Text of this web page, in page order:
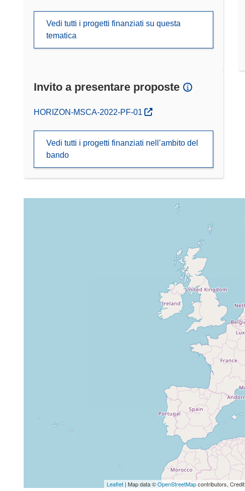
Vedi tutti i progetti finanziati su questa
tematica
Invito a presentare proposte
(si apre in una nuova finestra)
HORIZON-MSCA-2022-PF-01
Vedi tutti i progetti finanziati nell’ambito del
bando
Leaflet | Map data ©OpenStreetMapcontributors, Credit